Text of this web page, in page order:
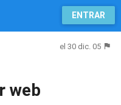
ENTRAR
el 30 dic. 05
web